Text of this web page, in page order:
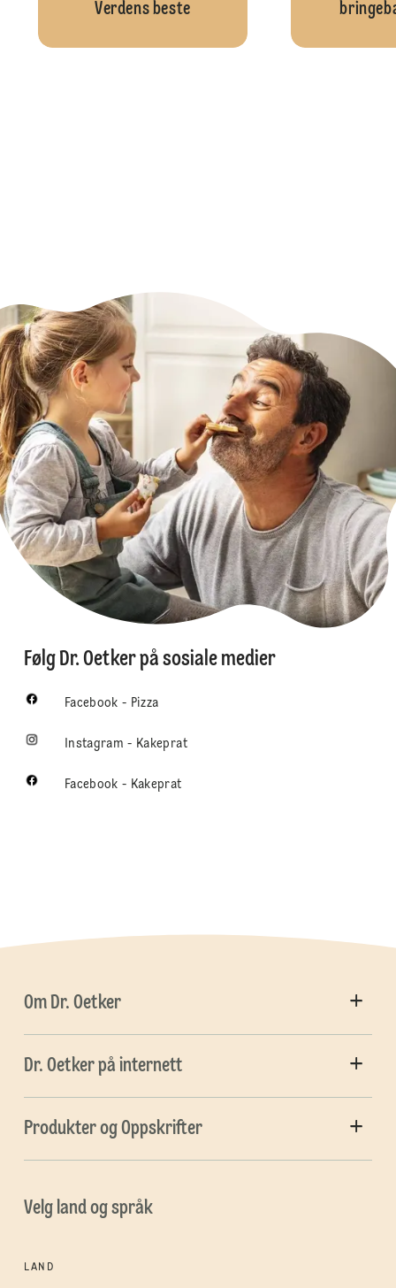
Verdens beste
Følg Dr. Oetker på sosiale medier
Facebook - Pizza
Instagram - Kakeprat
Facebook - Kakeprat
Om Dr. Oetker
Dr. Oetker på internett
Produkter og Oppskrifter
Velg land og språk
LAND